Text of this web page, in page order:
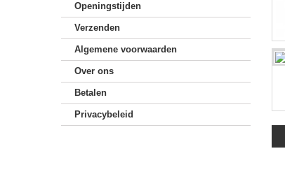
Openingstijden
Verzenden
Algemene voorwaarden
Over ons
Betalen
Privacybeleid